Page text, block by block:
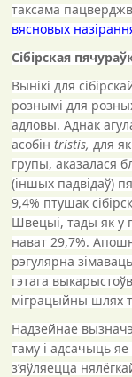
таксама
вясновых
Сібірская
Вынікі для
рознымі для
адловы. Аднак
асобінtristis,для
групы, аказалася
(іншых падвідаў)
9,4%птушак
Швецыі, тады як у
нават29,7%.
рэгулярна
гэтага
міграцыйны шлях
Надзейнае
таму і адсачыць
з’яўляецца